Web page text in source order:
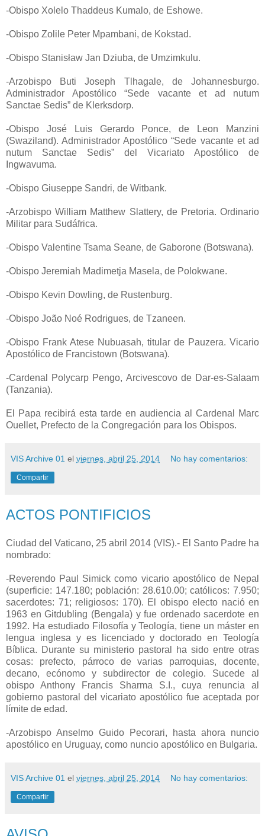
-Obispo Xolelo Thaddeus Kumalo, de Eshowe.
-Obispo Zolile Peter Mpambani, de Kokstad.
-Obispo Stanisław Jan Dziuba, de Umzimkulu.
-Arzobispo Buti Joseph Tlhagale, de Johannesburgo.
Administrador Apostólico “Sede vacante et ad nutum
Sanctae Sedis” de Klerksdorp.
-Obispo José Luis Gerardo Ponce, de Leon Manzini
(Swaziland). Administrador Apostólico “Sede vacante et ad
nutum Sanctae Sedis” del Vicariato Apostólico de
Ingwavuma.
-Obispo Giuseppe Sandri, de Witbank.
-Arzobispo William Matthew Slattery, de Pretoria. Ordinario
Militar para Sudáfrica.
-Obispo Valentine Tsama Seane, de Gaborone (Botswana).
-Obispo Jeremiah Madimetja Masela, de Polokwane.
-Obispo Kevin Dowling, de Rustenburg.
-Obispo João Noé Rodrigues, de Tzaneen.
-Obispo Frank Atese Nubuasah, titular de Pauzera. Vicario
Apostólico de Francistown (Botswana).
-Cardenal Polycarp Pengo, Arcivescovo de Dar-es-Salaam
(Tanzania).
El Papa recibirá esta tarde en audiencia al Cardenal Marc
Ouellet, Prefecto de la Congregación para los Obispos.
VIS Archive 01 el viernes, abril 25, 2014 No hay comentarios:
Compartir
ACTOS PONTIFICIOS
Ciudad del Vaticano, 25 abril 2014 (VIS).- El Santo Padre ha
nombrado:
-Reverendo Paul Simick como vicario apostólico de Nepal
(superficie: 147.180; población: 28.610.00; católicos: 7.950;
sacerdotes: 71; religiosos: 170). El obispo electo nació en
1963 en Gitdubling (Bengala) y fue ordenado sacerdote en
1992. Ha estudiado Filosofía y Teología, tiene un máster en
lengua inglesa y es licenciado y doctorado en Teología
Bíblica. Durante su ministerio pastoral ha sido entre otras
cosas: prefecto, párroco de varias parroquias, docente,
decano, ecónomo y subdirector de colegio. Sucede al
obispo Anthony Francis Sharma S.I., cuya renuncia al
gobierno pastoral del vicariato apostólico fue aceptada por
límite de edad.
-Arzobispo Anselmo Guido Pecorari, hasta ahora nuncio
apostólico en Uruguay, como nuncio apostólico en Bulgaria.
VIS Archive 01 el viernes, abril 25, 2014 No hay comentarios:
Compartir